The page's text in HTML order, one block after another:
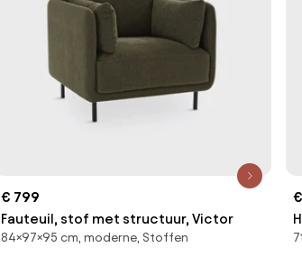
€ 799
Fauteuil, stof met structuur, Victor
84×97×95 cm, moderne, Stoffen